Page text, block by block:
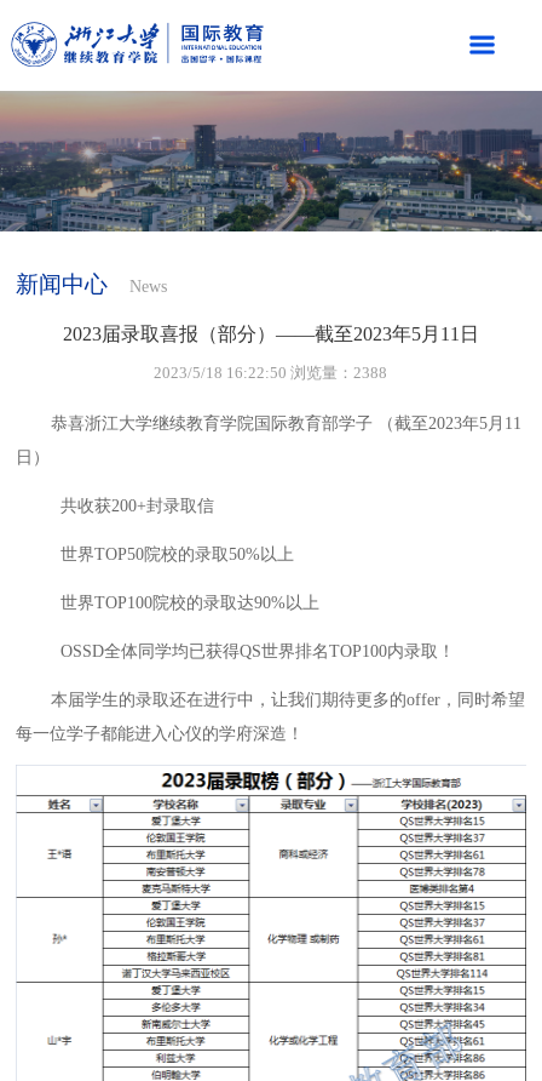
新闻中心 News
2023届录取喜报（部分）——截至2023年5月11日
2023/5/18 16:22:50 浏览量：2388
恭喜浙江大学继续教育学院国际教育部学子 （截至2023年5月11
日）
共收获200+封录取信
世界TOP50院校的录取50%以上
世界TOP100院校的录取达90%以上
OSSD全体同学均已获得QS世界排名TOP100内录取！
本届学生的录取还在进行中，让我们期待更多的offer，同时希望
每一位学子都能进入心仪的学府深造！